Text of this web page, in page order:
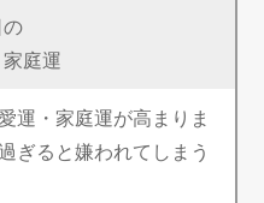
庭運
運・家庭運が高まりま
ぎると嫌われてしまう